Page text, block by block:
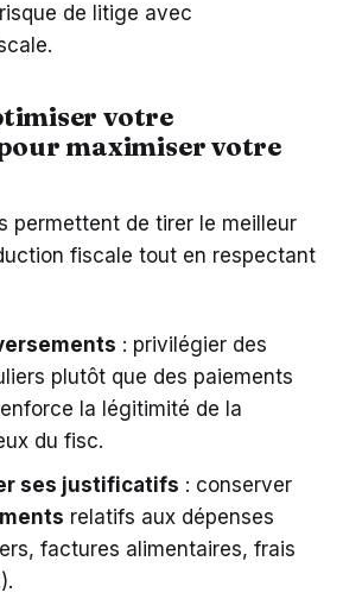
de litige avec
votre
maximiser votre
permettent de tirer le meilleur
fiscale tout en respectant
: privilégier des
plutôt que des paiements
la légitimité de la
du fisc.
ses justificatifs : conserver
relatifs aux dépenses
factures alimentaires, frais